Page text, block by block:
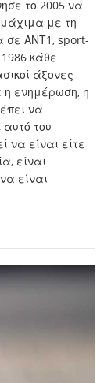
το 2005 να
με τη
σε ΑΝΤ1, sport-
κάθε
άξονες
η ενημέρωση, η
να
του
να είναι είτε
είναι
είναι